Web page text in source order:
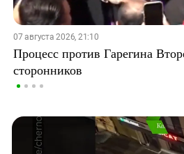
07 августа 2026, 21:10
Процесс против Гарегина
сторонников